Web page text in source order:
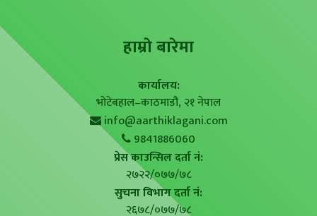
हाम्राे बारेमा
कार्यालय:
भोटेबहाल–काठमाडौं, २१ नेपाल
info@aarthiklagani.com
9841886060
प्रेस काउन्सिल दर्ता नं:
२७२२/०७७/७८
सुचना विभाग दर्ता नं:
२६७८/०७७/७८